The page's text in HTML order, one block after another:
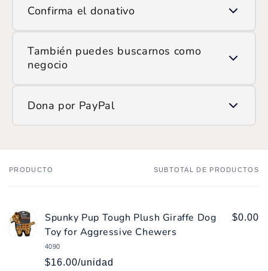
Usa la opción de escanear QR y apunta la cámara
Confirma el donativo
Ingresa el monto que deseas donar y confirma la
transacción.
También puedes buscarnos como
negocio
Si prefieres hacerlo manualmente, encuéntranos en
ATH Móvil como:
Dona por PayPal
Tu
PRODUCTO SUBTOTAL DE PRODUCTOS
Spunky Pup Tough Plush Giraffe Dog
Toy for Aggressive Chewers
4090
$16.00/unidad
$0.00